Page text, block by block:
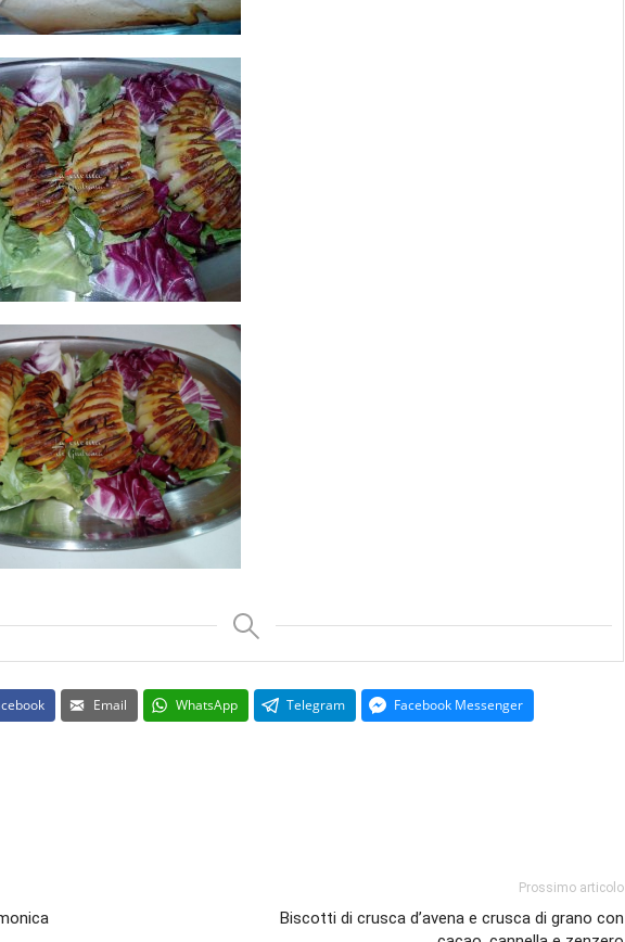
Email WhatsApp Telegram Facebook Messenger
Prossimo articolo
Biscotti di crusca d’avena e crusca di grano con